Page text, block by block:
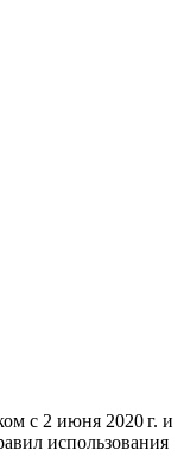
с 2 июня 2020 г. и
использования